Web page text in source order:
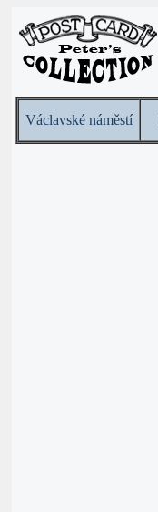
Václavské náměstí